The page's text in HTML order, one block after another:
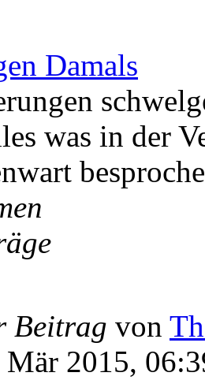
Damals
was in der
Beitrag von
Mär 2015,